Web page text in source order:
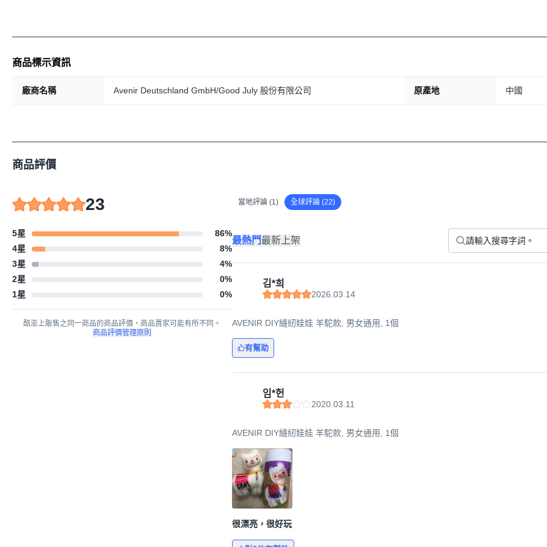
商品標示資訊
廠商名稱 Avenir Deutschland GmbH/Good July 股份有限公司 原產地 中國
商品評價
23
5星 86%
4星
8%
3星
4%
2星
0%
1星
0%
酷澎上販售之同一商品的商品評價，商品賣家可能有所不同。
商品評價管理原則
當地評論 (1) 全球評論 (22)
最熱門最新上架
김*희
2026.03.14
AVENIR DIY縫紉娃娃 羊駝款, 男女通用, 1個
有幫助
임*헌
2020.03.11
AVENIR DIY縫紉娃娃 羊駝款, 男女通用, 1個
很漂亮，很好玩